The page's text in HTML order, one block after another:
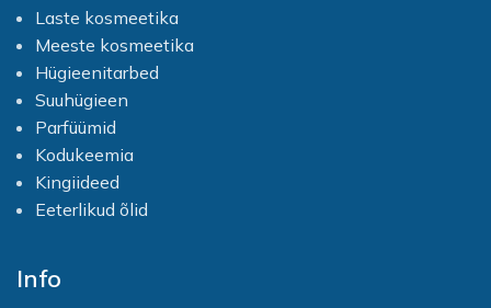
Laste kosmeetika
Meeste kosmeetika
Hügieenitarbed
Suuhügieen
Parfüümid
Kodukeemia
Kingiideed
Eeterlikud õlid
Info